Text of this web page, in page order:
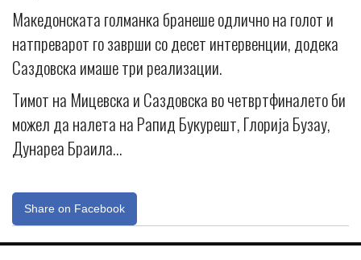
Македонската голманка бранеше одлично на голот и
натпреварот го заврши со десет интервенции, додека
Саздовска имаше три реализации.
Тимот на Мицевска и Саздовска во четвртфиналето би
можел да налета на Рапид Букурешт, Глорија Бузау,
Дунареа Браила…
Share on Facebook